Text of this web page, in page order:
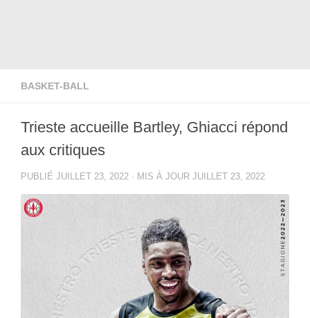
BASKET-BALL
Trieste accueille Bartley, Ghiacci répond
aux critiques
PUBLIÉ JUILLET 23, 2022 · MIS À JOUR JUILLET 23, 2022